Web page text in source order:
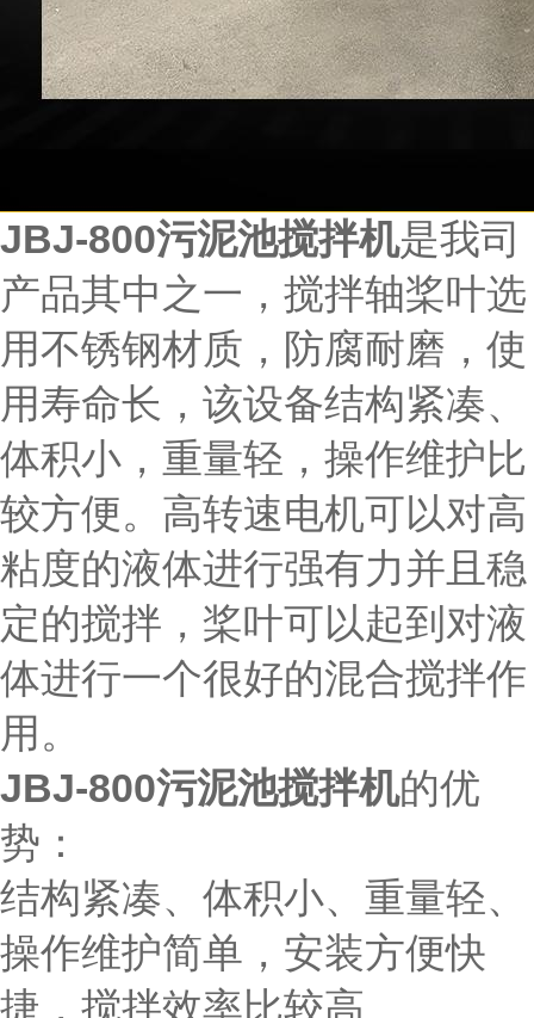
JBJ-800污泥池搅拌机是我司
产品其中之一，搅拌轴桨叶选
用不锈钢材质，防腐耐磨，使
用寿命长，该设备结构紧凑、
体积小，重量轻，操作维护比
较方便。高转速电机可以对高
粘度的液体进行强有力并且稳
定的搅拌，桨叶可以起到对液
体进行一个很好的混合搅拌作
用。
JBJ-800污泥池搅拌机的优
势：
结构紧凑、体积小、重量轻、
操作维护简单，安装方便快
捷，搅拌效率比较高